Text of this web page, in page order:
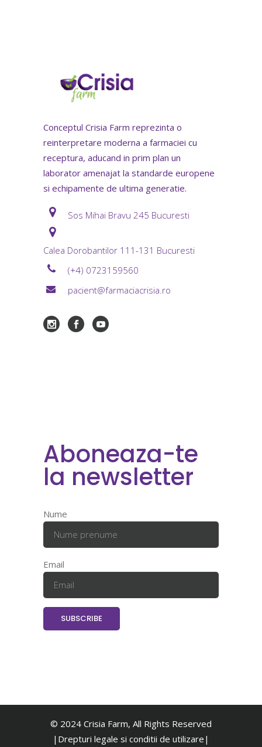
Conceptul Crisia Farm reprezinta o
reinterpretare moderna a farmaciei cu
receptura, aducand in prim plan un
laborator amenajat la standarde europene
si echipamente de ultima generatie.
Sos Mihai Bravu 245 Bucuresti
Calea Dorobantilor 111-131 Bucuresti
(+4) 0723159560
pacient@farmaciacrisia.ro
Aboneaza-te
la newsletter
Nume
Email
© 2024 Crisia Farm, All Rights Reserved
|Drepturi legale si conditii de utilizare|